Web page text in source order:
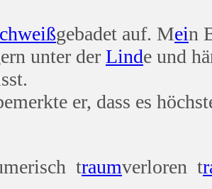
gebadet auf. Mein
unter der Linde und
er, dass es
traumverloren t